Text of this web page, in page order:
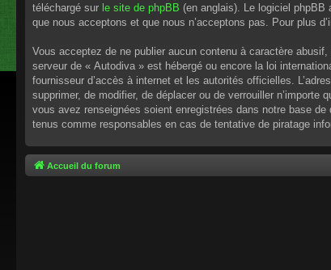
téléchargé sur le site de phpBB (en anglais). Le logiciel
que nous acceptons et que nous n’acceptons pas. Pour plus
Vous acceptez de ne publier aucun contenu à caractère
serveur de « Autodiva » est hébergé ou encore la loi
fournisseur d’accès à internet et les autorités officielles.
supprimer, de modifier, de déplacer ou de verrouiller
vous avez renseignées soient enregistrées dans notre base
tenus comme responsables en cas de tentative de piratage
Accueil du forum